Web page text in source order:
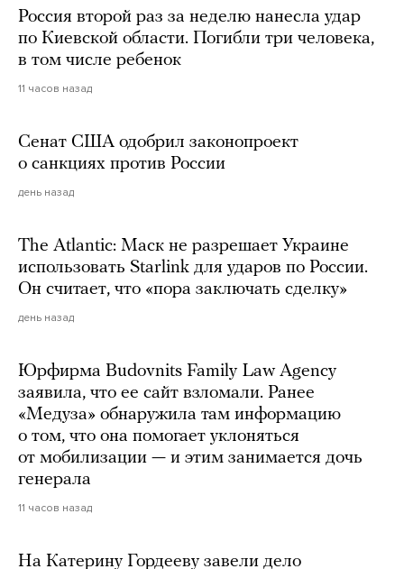
Россия второй раз за неделю нанесла удар
по Киевской области. Погибли три человека,
в том числе ребенок
11 часов назад
Сенат США одобрил законопроект
о санкциях против России
день назад
The Atlantic: Маск не разрешает Украине
использовать Starlink для ударов по России.
Он считает, что «пора заключать сделку»
день назад
Юрфирма Budovnits Family Law Agency
заявила, что ее сайт взломали. Ранее
«Медуза» обнаружила там информацию
о том, что она помогает уклоняться
от мобилизации — и этим занимается дочь
генерала
11 часов назад
На Катерину Гордееву завели дело